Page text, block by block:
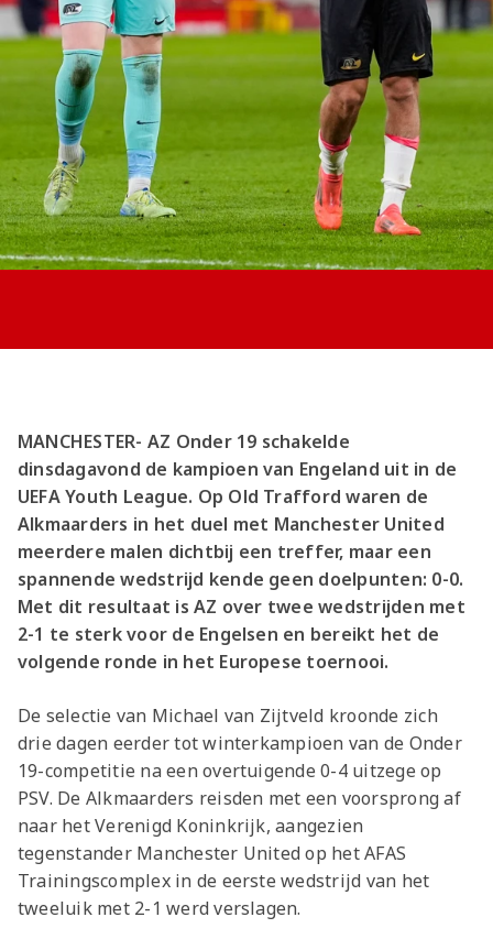
Jong AZ
Seizoenkaart
MANCHESTER- AZ Onder 19 schakelde
dinsdagavond de kampioen van Engeland uit in de
UEFA Youth League. Op Old Trafford waren de
Alkmaarders in het duel met Manchester United
meerdere malen dichtbij een treffer, maar een
spannende wedstrijd kende geen doelpunten: 0-0.
Met dit resultaat is AZ over twee wedstrijden met
2-1 te sterk voor de Engelsen en bereikt het de
volgende ronde in het Europese toernooi.
De selectie van Michael van Zijtveld kroonde zich
drie dagen eerder tot winterkampioen van de Onder
19-competitie na een overtuigende 0-4 uitzege op
PSV. De Alkmaarders reisden met een voorsprong af
naar het Verenigd Koninkrijk, aangezien
tegenstander Manchester United op het AFAS
Trainingscomplex in de eerste wedstrijd van het
tweeluik met 2-1 werd verslagen.